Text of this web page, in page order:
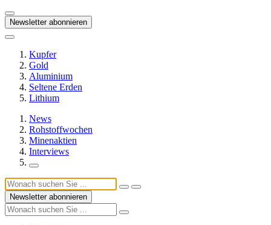
Newsletter abonnieren
Kupfer
Gold
Aluminium
Seltene Erden
Lithium
News
Rohstoffwochen
Minenaktien
Interviews
Newsletter abonnieren